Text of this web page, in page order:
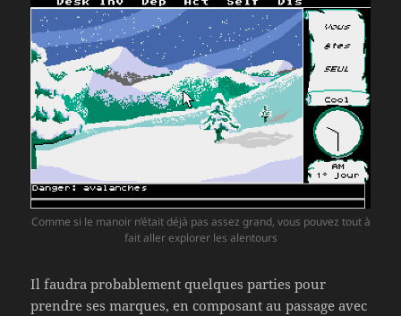
Comme si le manoir n’était déjà pas assez grand, vous pouvez tout à
fait aller explorer les alentours
Il faudra probablement quelques parties pour
prendre ses marques, en composant au passage avec